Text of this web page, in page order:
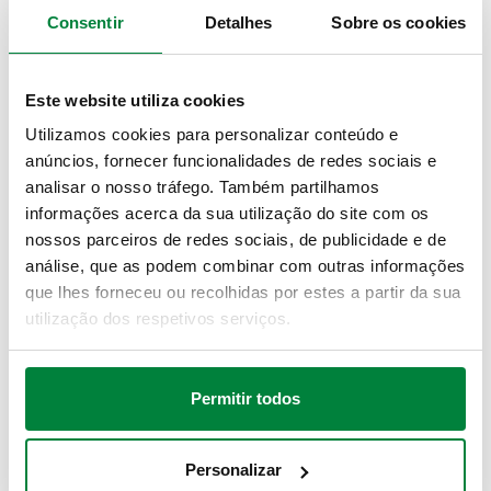
Consentir Detalhes Sobre os cookies
Este website utiliza cookies
Utilizamos cookies para personalizar conteúdo e
anúncios, fornecer funcionalidades de redes sociais e
analisar o nosso tráfego. Também partilhamos
informações acerca da sua utilização do site com os
nossos parceiros de redes sociais, de publicidade e de
análise, que as podem combinar com outras informações
que lhes forneceu ou recolhidas por estes a partir da sua
utilização dos respetivos serviços.
Permitir todos
Personalizar
DWG DXF PDF
Modelos 3D
STP IGS BIM
Texto para caderno de encargos Mostrar Copiar
CALEFFI, 548006. Separador hidráulico. Com isolamento.
Conexão: G 1" (ISO 228-1) F, casquilho. Pressão máxima de
operação: 10 bar. Range temperatura do meio: 0–110 °C.
Acabamento: revestido. Vazão máximo recomendada: 2,5
m³/h. Material: aço.
SCIP code
ec9d5982-bb58-4095-b18e-